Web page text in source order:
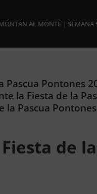
AL MONTE | SEMANA
Pascua Pontones
la Fiesta de la
la Pascua
de